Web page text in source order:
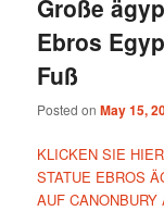
Große
Ebros
Fuß
Posted onMay 15,
KLICKEN SIE
STATUE EBROS
AUF